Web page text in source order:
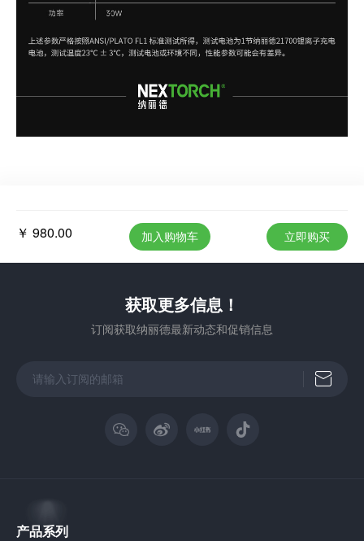
￥ 980.00 加入购物车 立即购买
获取更多信息！
订阅获取纳丽德最新动态和促销信息
产品系列